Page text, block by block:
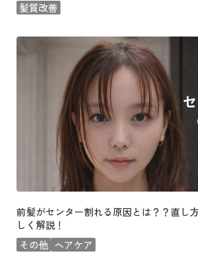
髪質改善
前髪がセンター割れる原因とは？？直し
しく解説！
その他 ヘアケア